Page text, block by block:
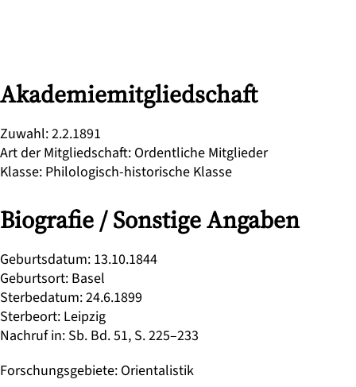
Akademiemitgliedschaft
Zuwahl:2.2.1891
Art der Mitgliedschaft: Ordentliche Mitglieder
Klasse: Philologisch-historische Klasse
Biografie / Sonstige Angaben
Geburtsdatum: 13.10.1844
Geburtsort: Basel
Sterbedatum:24.6.1899
Sterbeort: Leipzig
Nachruf in: Sb. Bd. 51, S. 225–233
Forschungsgebiete: Orientalistik